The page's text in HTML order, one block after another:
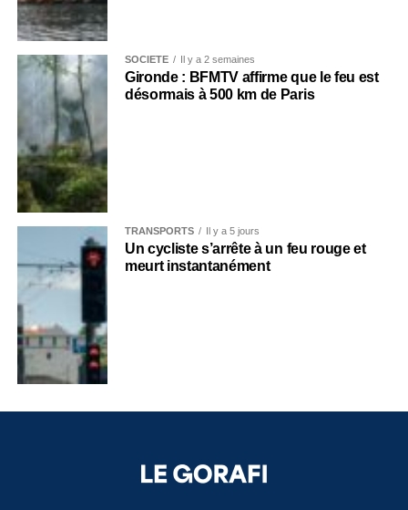
SOCIÉTÉ Il y a 2 semaines
Gironde : BFMTV affirme que le feu est
désormais à 500 km de Paris
TRANSPORTS Il y a 5 jours
Un cycliste s’arrête à un feu rouge et
meurt instantanément